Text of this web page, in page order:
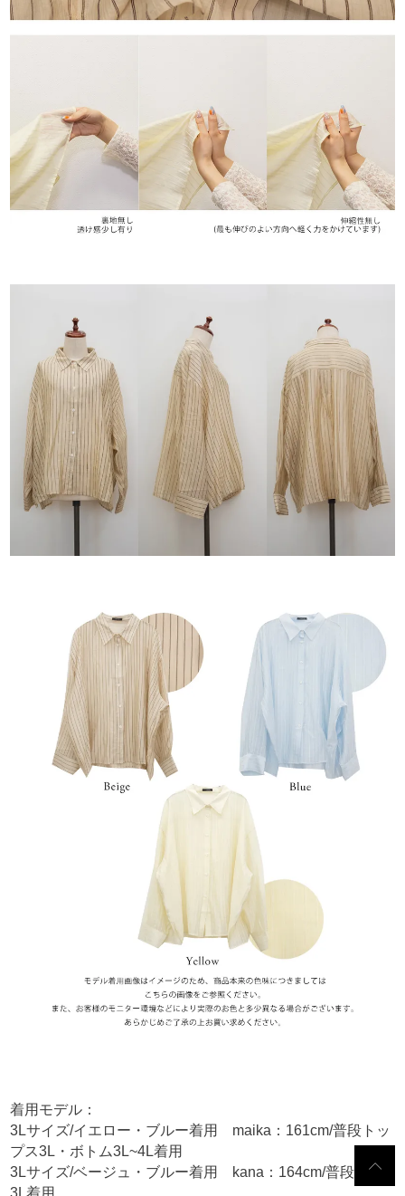
着用モデル：
3Lサイズ/イエロー・ブルー着用 maika：161cm/普段トッ
プス3L・ボトム3L~4L着用
3Lサイズ/ベージュ・ブルー着用 kana：164cm/普段LL～
3L着用